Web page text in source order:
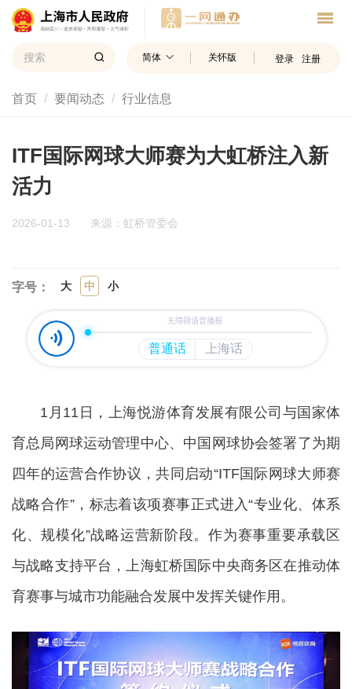
简体 关怀版 登录 注册
首页 要闻动态 行业信息
ITF国际网球大师赛为大虹桥注入新
活力
2026-01-13 来源：虹桥管委会
字号： 大 中 小
1月11日，上海悦游体育发展有限公司与国家体
育总局网球运动管理中心、中国网球协会签署了为期
四年的运营合作协议，共同启动“ITF国际网球大师赛
战略合作”，标志着该项赛事正式进入“专业化、体系
化、规模化”战略运营新阶段。作为赛事重要承载区
与战略支持平台，上海虹桥国际中央商务区在推动体
育赛事与城市功能融合发展中发挥关键作用。